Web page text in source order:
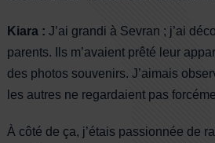
Kiara : J’ai grandi à Sevran ; j’ai
parents. Ils m’avaient prêté leur
des photos souvenirs. J’aimais
les autres ne regardaient pas
À côté de ça, j’étais passionnée de